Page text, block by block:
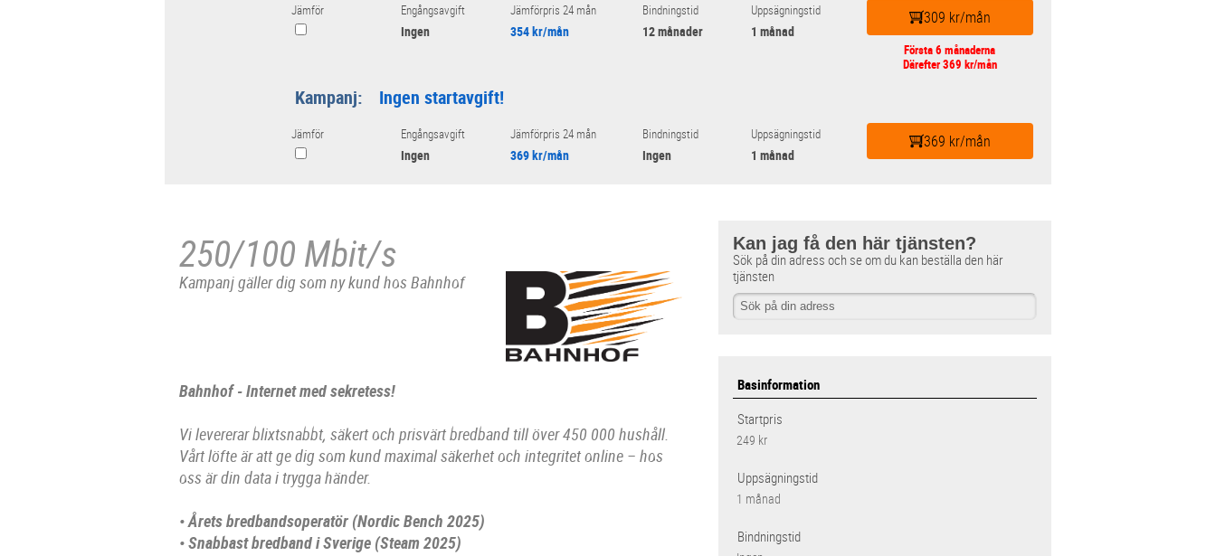
Jämför Engångsavgift
Ingen
Jämförpris 24 mån
354 kr/mån
Bindningstid
12 månader
Uppsägningstid
1 månad
309 kr/mån
Första 6 månaderna
Därefter 369 kr/mån
Kampanj: Ingen startavgift!
Jämför Engångsavgift
Ingen
Jämförpris 24 mån
369 kr/mån
Bindningstid
Ingen
Uppsägningstid
1 månad
369 kr/mån
250/100 Mbit/s
Kampanj gäller dig som ny kund hos Bahnhof
Bahnhof - Internet med sekretess!
Vi levererar blixtsnabbt, säkert och prisvärt bredband till över 450 000 hushåll.
Vårt löfte är att ge dig som kund maximal säkerhet och integritet online – hos
oss är din data i trygga händer.
• Årets bredbandsoperatör (Nordic Bench 2025)
• Snabbast bredband i Sverige (Steam 2025)
Kan jag få den här tjänsten?
Sök på din adress och se om du kan beställa den här
tjänsten
Basinformation
Startpris
249 kr
Uppsägningstid
1 månad
Bindningstid